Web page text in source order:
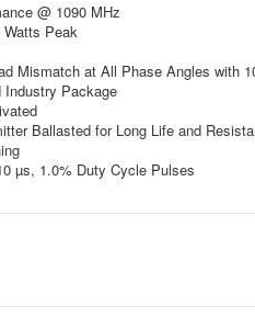
@ 1090 MHz
Peak
Mismatch at All Phase Angles with
Industry Package
Ballasted for Long Life and
µs, 1.0% Duty Cycle Pulses